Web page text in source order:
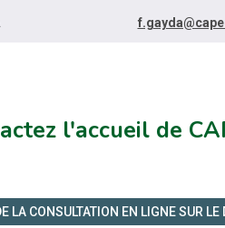
l'accueil de
LA CONSULTATION EN LIGNE SUR